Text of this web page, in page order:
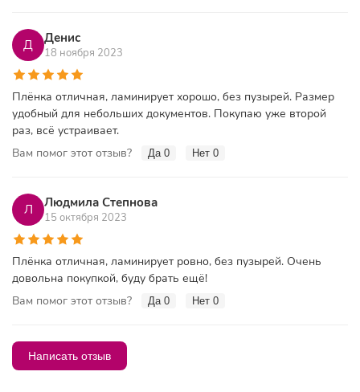
Д Денис
18 ноября 2023
Плёнка отличная, ламинирует хорошо, без пузырей. Размер
удобный для небольших документов. Покупаю уже второй
раз, всё устраивает.
Вам помог этот отзыв?
Да 0 Нет 0
Л Людмила Степнова
15 октября 2023
Плёнка отличная, ламинирует ровно, без пузырей. Очень
довольна покупкой, буду брать ещё!
Вам помог этот отзыв?
Да 0 Нет 0
Написать отзыв